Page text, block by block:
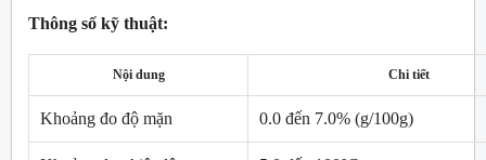
Thông số kỹ thuật:
Nội dung Chi tiết
Khoảng đo độ mặn 0.0 đến 7.0% (g/100g)